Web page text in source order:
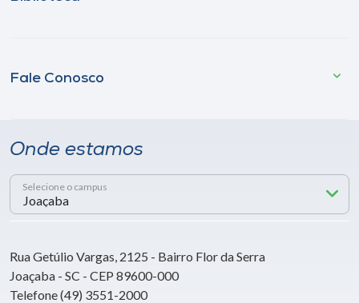
Fale Conosco
Onde estamos
Selecione o campus
Rua Getúlio Vargas, 2125 - Bairro Flor da Serra
Joaçaba - SC - CEP 89600-000
Telefone (49) 3551-2000